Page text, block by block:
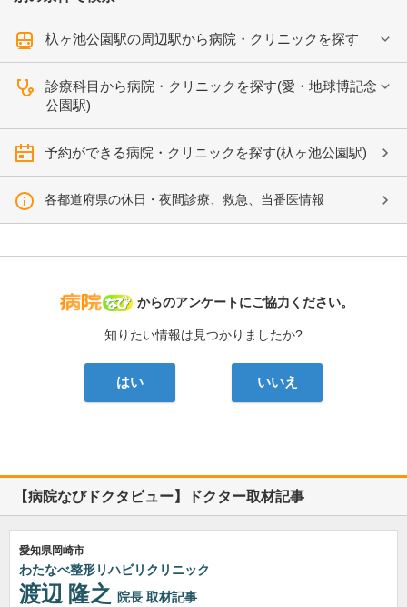
杁ヶ池公園駅の周辺駅から病院・クリニックを探す
診療科目から病院・クリニックを探す(愛・地球博記念
公園駅)
予約ができる病院・クリニックを探す(杁ヶ池公園駅)
各都道府県の休日・夜間診療、救急、当番医情報
病院なび
からのアンケートにご協力ください。
知りたい情報は見つかりましたか?
はい いいえ
【病院なびドクタビュー】ドクター取材記事
愛知県岡崎市
わたなべ整形リハビリクリニック
渡辺 隆之 院長 取材記事